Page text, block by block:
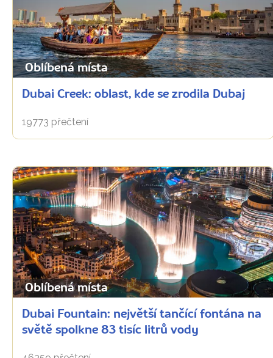
Oblíbená místa
Dubai Creek: oblast, kde se zrodila Dubaj
19773 přečtení
Oblíbená místa
Dubai Fountain: největší tančící fontána na
světě spolkne 83 tisíc litrů vody